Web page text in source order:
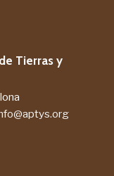
Tierras y